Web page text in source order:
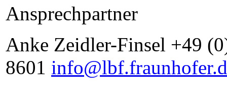
Ansprechpartner
Anke Zeidler-Finsel +49
8601